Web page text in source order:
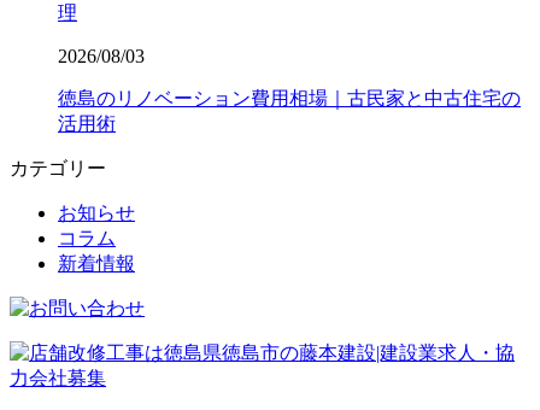
理
2026/08/03
徳島のリノベーション費用相場｜古民家と中古住宅の
活用術
カテゴリー
お知らせ
コラム
新着情報